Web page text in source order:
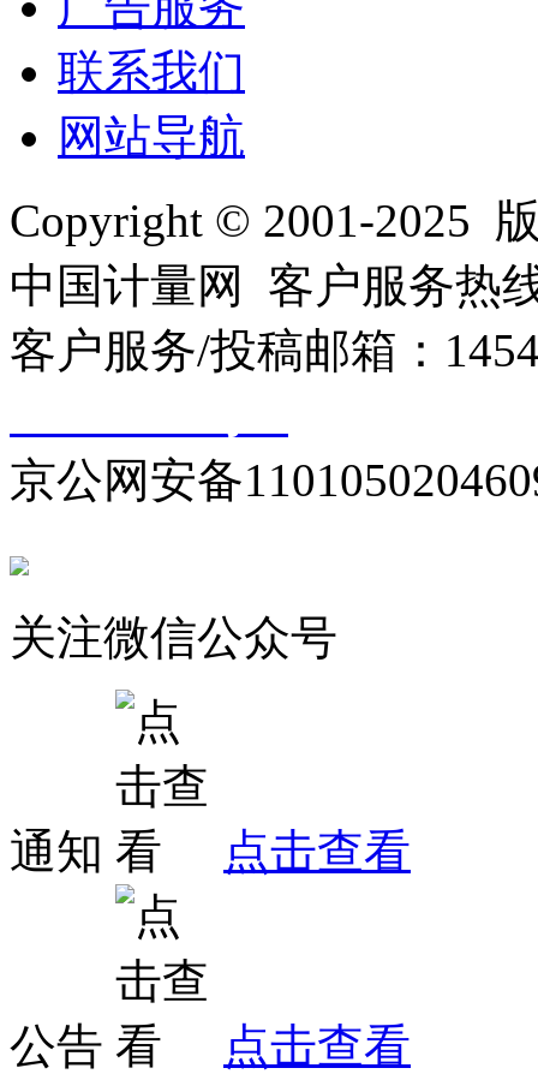
联系我们
网站导航
Copyright © 2001-2025
中国计量网 客户服务热
客户服务/投稿邮箱：
京公网安备
关注微信公众号
通知 点击查看
公告 点击查看